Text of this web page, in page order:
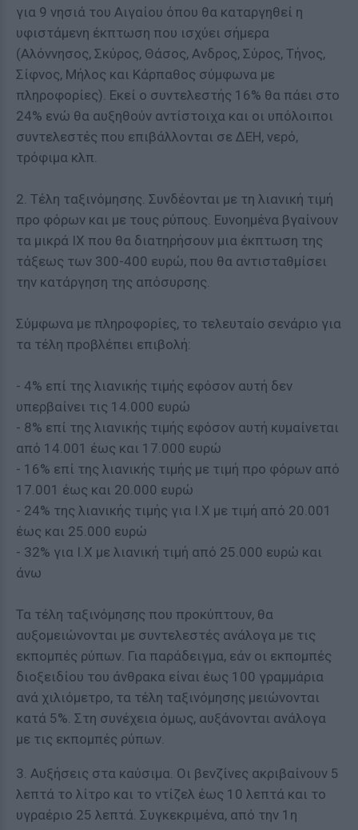
για 9 νησιά του Αιγαίου όπου θα καταργηθεί η
υφιστάμενη έκπτωση που ισχύει σήμερα
(Αλόννησος, Σκύρος, Θάσος, Ανδρος, Σύρος, Τήνος,
Σίφνος, Μήλος και Κάρπαθος σύμφωνα με
πληροφορίες). Εκεί ο συντελεστής 16% θα πάει στο
24% ενώ θα αυξηθούν αντίστοιχα και οι υπόλοιποι
συντελεστές που επιβάλλονται σε ΔΕΗ, νερό,
τρόφιμα κλπ.
2. Τέλη ταξινόμησης. Συνδέονται με τη λιανική τιμή
προ φόρων και με τους ρύπους. Ευνοημένα βγαίνουν
τα μικρά ΙΧ που θα διατηρήσουν μια έκπτωση της
τάξεως των 300-400 ευρώ, που θα αντισταθμίσει
την κατάργηση της απόσυρσης.
Σύμφωνα με πληροφορίες, το τελευταίο σενάριο για
τα τέλη προβλέπει επιβολή:
- 4% επί της λιανικής τιμής εφόσον αυτή δεν
υπερβαίνει τις 14.000 ευρώ
- 8% επί της λιανικής τιμής εφόσον αυτή κυμαίνεται
από 14.001 έως και 17.000 ευρώ
- 16% επί της λιανικής τιμής με τιμή προ φόρων από
17.001 έως και 20.000 ευρώ
- 24% της λιανικής τιμής για Ι.Χ με τιμή από 20.001
έως και 25.000 ευρώ
- 32% για Ι.Χ με λιανική τιμή από 25.000 ευρώ και
άνω
Τα τέλη ταξινόμησης που προκύπτουν, θα
αυξομειώνονται με συντελεστές ανάλογα με τις
εκπομπές ρύπων. Για παράδειγμα, εάν οι εκπομπές
διοξειδίου του άνθρακα είναι έως 100 γραμμάρια
ανά χιλιόμετρο, τα τέλη ταξινόμησης μειώνονται
κατά 5%. Στη συνέχεια όμως, αυξάνονται ανάλογα
με τις εκπομπές ρύπων.
3. Αυξήσεις στα καύσιμα. Οι βενζίνες ακριβαίνουν 5
λεπτά το λίτρο και το ντίζελ έως 10 λεπτά και το
υγραέριο 25 λεπτά. Συγκεκριμένα, από την 1η